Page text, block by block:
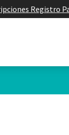
Registro